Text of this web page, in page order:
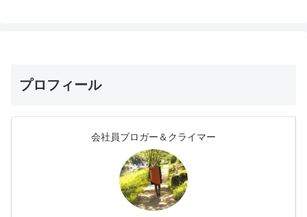
プロフィール
会社員ブロガー＆クライマー